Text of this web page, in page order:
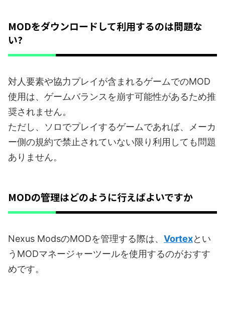
MODをダウンロードして利用するのは問題な
い?
対人要素や協力プレイが含まれるゲームでのMOD
使用は、ゲームバランスを崩す可能性があるため推
奨されません。
ただし、ソロでプレイするゲームであれば、メーカ
ー側の規約で禁止されていない限り利用しても問題
ありません。
MODの管理はどのように行えばよいですか
Nexus ModsのMODを管理する際は、 Vortexとい
うMODマネージャーツールを使用するのがおすす
めです。